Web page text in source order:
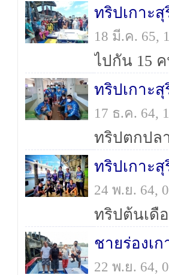
ทริปเกาะสุ
18 มี.ค. 65,
ไปกัน 15
ทริปเกาะสุ
17 ธ.ค. 64,
ทริปเกาะสุ
24 พ.ย. 64,
ทริปต้นเดื
ชายร่องเก
22 พ.ย. 64,